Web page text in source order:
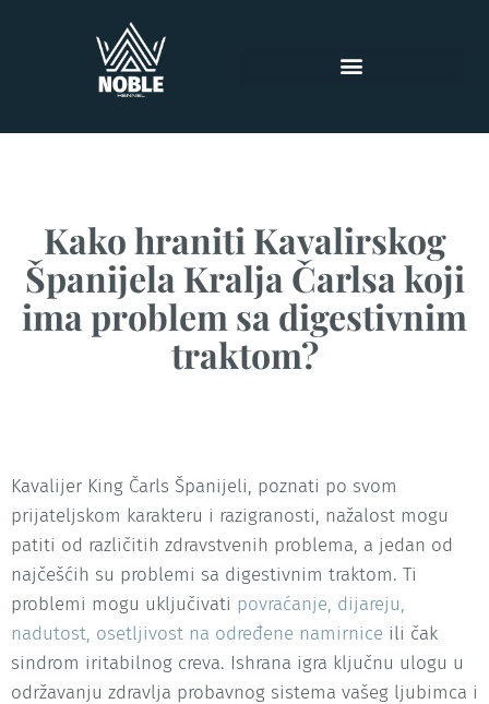
Kako hraniti Kavalirskog
Španijela Kralja Čarlsa koji
ima problem sa digestivnim
traktom?
Kavalijer King Čarls Španijeli, poznati po svom
prijateljskom karakteru i razigranosti, nažalost mogu
patiti od različitih zdravstvenih problema, a jedan od
najčešćih su problemi sa digestivnim traktom. Ti
problemi mogu uključivati povraćanje, dijareju,
nadutost, osetljivost na određene namirnice ili čak
sindrom iritabilnog creva. Ishrana igra ključnu ulogu u
održavanju zdravlja probavnog sistema vašeg ljubimca i